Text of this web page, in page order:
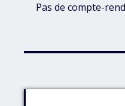
Pas de compte-